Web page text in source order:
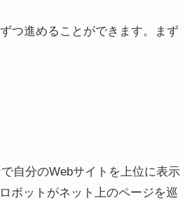
つ進めることができます。まず
自分のWebサイトを上位に表示
ボットがネット上のページを巡